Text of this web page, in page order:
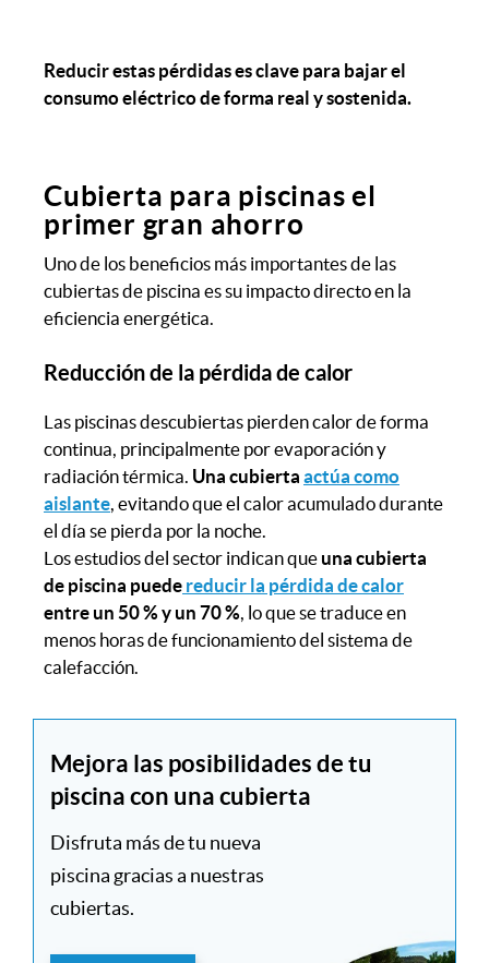
Reducir estas pérdidas es clave para bajar el
consumo eléctrico de forma real y sostenida.
Cubierta para piscinas el
primer gran ahorro
Uno de los beneficios más importantes de las
cubiertas de piscina es su impacto directo en la
eficiencia energética.
Reducción de la pérdida de calor
Las piscinas descubiertas pierden calor de forma
continua, principalmente por evaporación y
radiación térmica. Una cubierta actúa como
aislante , evitando que el calor acumulado durante
el día se pierda por la noche.
Los estudios del sector indican que una cubierta
de piscina puede reducir la pérdida de calor
entre un 50 % y un 70 % , lo que se traduce en
menos horas de funcionamiento del sistema de
calefacción.
Mejora las posibilidades de tu
piscina con una cubierta
Disfruta más de tu nueva
piscina gracias a nuestras
cubiertas.